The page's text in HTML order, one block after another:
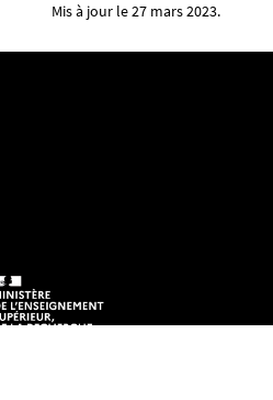
Mis à jour le 27 mars 2023.